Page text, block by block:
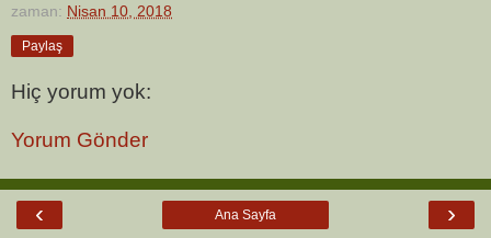
zaman: Nisan 10, 2018
Paylaş
Hiç yorum yok:
Yorum Gönder
‹ ›
Ana Sayfa